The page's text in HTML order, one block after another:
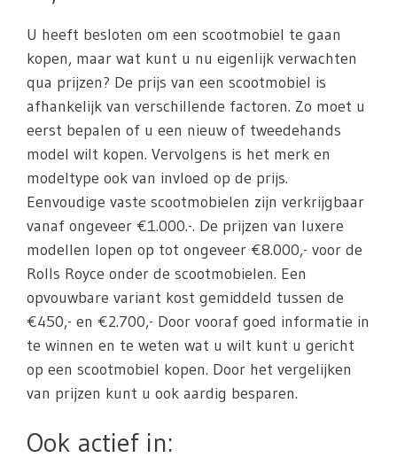
U heeft besloten om een scootmobiel te gaan
kopen, maar wat kunt u nu eigenlijk verwachten
qua prijzen? De prijs van een scootmobiel is
afhankelijk van verschillende factoren. Zo moet u
eerst bepalen of u een nieuw of tweedehands
model wilt kopen. Vervolgens is het merk en
modeltype ook van invloed op de prijs.
Eenvoudige vaste scootmobielen zijn verkrijgbaar
vanaf ongeveer €1.000.-. De prijzen van luxere
modellen lopen op tot ongeveer €8.000,- voor de
Rolls Royce onder de scootmobielen. Een
opvouwbare variant kost gemiddeld tussen de
€450,- en €2.700,- Door vooraf goed informatie in
te winnen en te weten wat u wilt kunt u gericht
op een scootmobiel kopen. Door het vergelijken
van prijzen kunt u ook aardig besparen.
Ook actief in: